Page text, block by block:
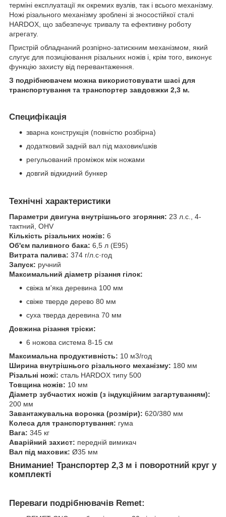
терміні експлуатації як окремих вузлів, так і всього механізму.
Ножі різального механізму зроблені зі зносостійкої сталі
HARDOX, що забезпечує тривалу та ефективну роботу
агрегату.
Пристрій обладнаний розпірно-затискним механізмом, який
слугує для позиціювання різальних ножів і, крім того, виконує
функцію захисту від перевантаження.
З подрібнювачем можна використовувати шасі для
транспортування та транспортер завдовжки 2,3 м.
Специфікація
зварна конструкція (повністю розбірна)
додатковий задній вал під маховик/шків
регульований проміжок між ножами
довгий відкидний бункер
Технічні характеристики
Параметри двигуна внутрішнього згоряння: 23 л.с., 4-
тактний, OHV
Кількість різальних ножів: 6
Об'єм паливного бака: 6,5 л (E95)
Витрата палива: 374 г/л.с·год
Запуск: ручний
Максимальний діаметр різання гілок:
свіжа м'яка деревина 100 мм
свіже тверде дерево 80 мм
суха тверда деревина 70 мм
Довжина різання тріски:
6 ножова система 8-15 см
Максимальна продуктивність: 10 м3/год
Ширина внутрішнього різального механізму: 180 мм
Різальні ножі: сталь HARDOX типу 500
Товщина ножів: 10 мм
Діаметр зубчастих ножів (з індукційним загартуванням):
200 мм
Завантажувальна воронка (розміри): 620/380 мм
Колеса для транспортування: гума
Вага: 345 кг
Аварійний захист: передній вимикач
Вал під маховик: Ø35 мм
Внимание! Транспортер 2,3 м і поворотний круг у
комплекті
Переваги подрібнювачів Remet: